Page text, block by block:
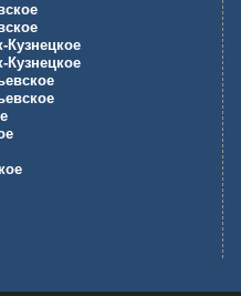
Кузнецкое
Кузнецкое